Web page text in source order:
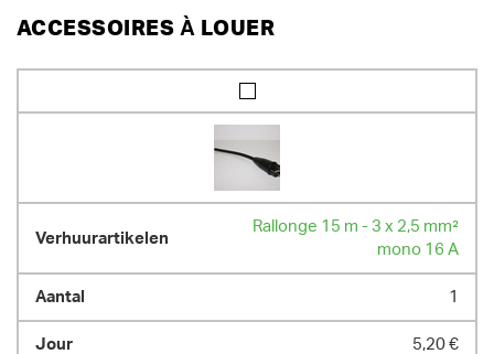
100.00 kg
ACCESSOIRES À LOUER
Rallonge 15 m - 3 x 2,5 mm²
mono 16 A
1
5,20 €